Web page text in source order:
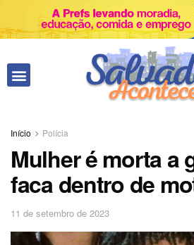
Início Polícia
Mulher é morta a
faca dentro de
11 de setembro de 2023